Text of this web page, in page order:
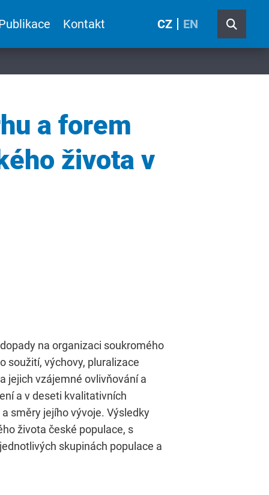
Kontakt CZ EN
a forem
života v
na organizaci soukromého
soužití, výchovy, pluralizace
jejich vzájemné ovlivňování a
a v deseti kvalitativních
směry jejího vývoje. Výsledky
života české populace, s
skupinách populace a